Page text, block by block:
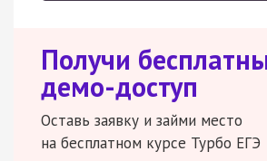
Получи
демо-доступ
Оставь заявку и займи место
на бесплатном курсе Турбо ЕГЭ